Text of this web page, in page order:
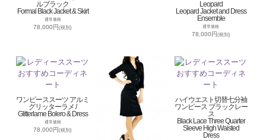
ルブラック
Formal Black Jacket & Skirt
通常価格
78,000円(税別)
Leopard
Leopard Jacket and Dress
Ensemble
通常価格
78,000円(税別)
ワンピーススーツ アルミ
グリッターラメ /
Glitterlame Bolero & Dress
通常価格
78,000円(税別)
ハイウエスト切替七分袖
ワンピース ブラックレー
ス
Black Lace Three Quarter
Sleeve High Waisted
Dress